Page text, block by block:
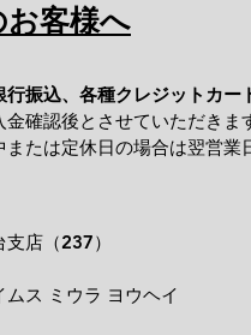
お客様へ
行振込、各種クレジットカー
確認後とさせていただきま
または定休日の場合は翌営
店（237）
ス ミウラ ヨウヘイ